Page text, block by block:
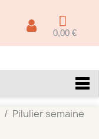
0,00 €
Pilulier semaine